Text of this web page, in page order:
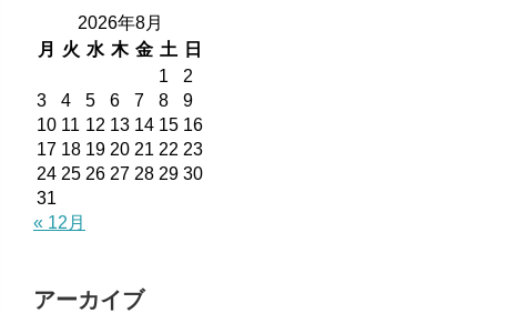
2026年8月
月
火 水 木 金 土
日
1
2
3
4 5 6 7 8
9
10 11 12 13 14 15 16
17 18 19 20 21 22 23
24 25 26 27 28 29 30
31
« 12月
アーカイブ